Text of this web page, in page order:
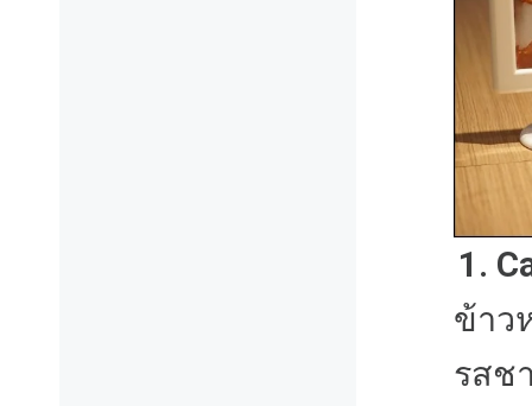
1.
ข้าว
รสช